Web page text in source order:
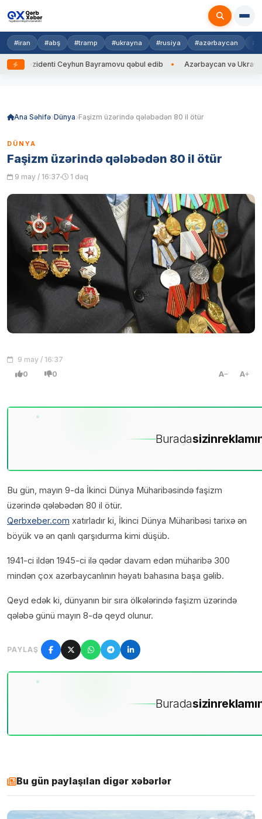
#iran #abş #tramp #ukrayna #rusiya #azərbaycan
Ceyhun Bayramovu qəbul edib Azərbaycan və Ukrayna XİN
Ana Səhifə Dünya Faşizm üzərində qələbədən 80 il ötür
DÜNYA
Faşizm üzərində qələbədən 80 il ötür
9 may / 16:37 1 dəq
9 may / 16:37
0 0 A A
Buradasizin
Bu gün, mayın 9-da İkinci Dünya Müharibəsində faşizm
üzərində qələbədən 80 il ötür.
Qerbxeber.com xatırladır ki, İkinci Dünya Müharibəsi tarixə ən
böyük və ən qanlı qarşıdurma kimi düşüb.
1941-ci ildən 1945-ci ilə qədər davam edən müharibə 300
mindən çox azərbaycanlının həyatı bahasına başa gəlib.
Qeyd edək ki, dünyanın bir sıra ölkələrində faşizm üzərində
qələbə günü mayın 8-də qeyd olunur.
PAYLAŞ
Buradasizin
Bu gün paylaşılan digər xəbərlər